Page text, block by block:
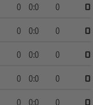
0 0:0 0
0
0 0:0 0
0
0 0:0 0
0
0 0:0 0
0
0 0:0 0